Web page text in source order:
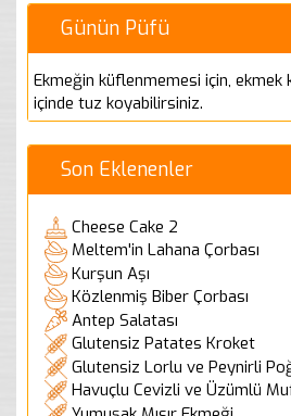
Günün Püfü
Ekmeğin küflenmemesi için, ekmek
içinde tuz koyabilirsiniz.
Son Eklenenler
Cheese Cake 2
Meltem'in Lahana Çorbası
Kurşun Aşı
Közlenmiş Biber Çorbası
Antep Salatası
Glutensiz Patates Kroket
Glutensiz Lorlu ve Peynirli
Havuçlu Cevizli ve Üzümlü